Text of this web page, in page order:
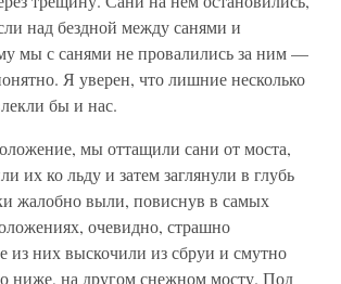
над бездной между санями и
мы с санями не провалились за ним —
Я уверен, что лишние несколько
бы и нас.
мы оттащили сани от моста,
их ко льду и затем заглянули в глубь
жалобно выли, повиснув в самых
очевидно, страшно
из них выскочили из сбруи и смутно
ниже, на другом снежном мосту. Под